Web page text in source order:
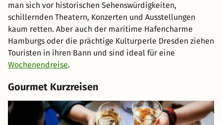
man sich vor historischen Sehenswürdigkeiten,
schillernden Theatern, Konzerten und Ausstellungen
kaum retten. Aber auch der maritime Hafencharme
Hamburgs oder die prächtige Kulturperle Dresden ziehen
Touristen in ihren Bann und sind ideal für eine
Wochenendreise.
Gourmet Kurzreisen